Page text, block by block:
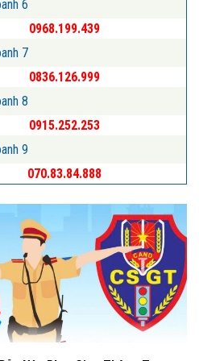
6
0968.199.439
7
0836.126.999
8
0915.252.253
9
070.83.84.888